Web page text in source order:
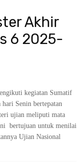
Akhir
6 2025-
kegiatan Sumatif
Senin bertepatan
ujian meliputi mata
bertujuan untuk menilai
Ujian Nasional